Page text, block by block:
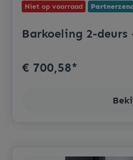
Niet op voorraad
Barkoeling 2-
€ 700,58*